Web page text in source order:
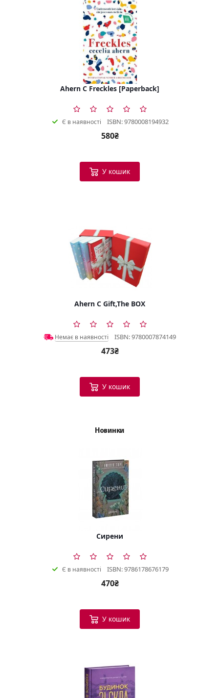
Ahern C Freckles [Paperback]
Є в наявності ISBN: 9780008194932
580₴
У кошик
Ahern C Gift,The BOX
Немає в наявності ISBN: 9780007874149
473₴
У кошик
Новинки
Сирени
Є в наявності ISBN: 9786178676179
470₴
У кошик